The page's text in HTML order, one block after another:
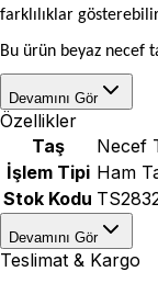
farklılıklar
Bu ürün beyaz necef
Devamını Gör
Özellikler
Taş
Necef
İşlem Tipi Ham
Stok Kodu
Devamını Gör
Teslimat & Kargo